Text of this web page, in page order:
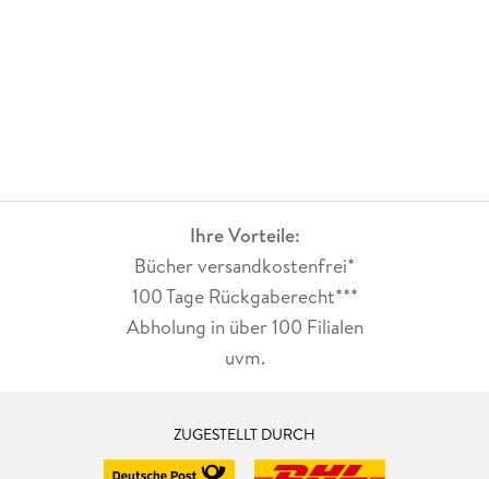
Ihre Vorteile:
Bücher versandkostenfrei*
100 Tage Rückgaberecht***
Abholung in über 100 Filialen
uvm.
ZUGESTELLT DURCH